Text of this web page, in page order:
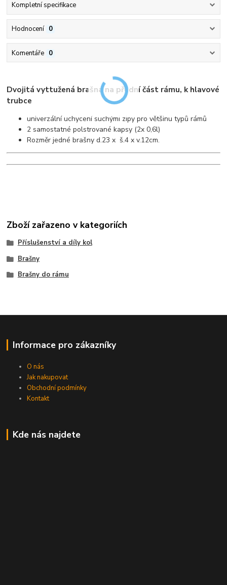
Kompletní specifikace
Hodnocení 0
Komentáře 0
Dvojitá vyttužená brašna na přední část rámu, k hlavové
trubce
univerzální uchycení suchými zipy pro většinu typů rámů
2 samostatné polstrované kapsy (2x 0,6l)
Rozměr jedné brašny d.23 x š.4 x v.12cm.
Zboží zařazeno v kategoriích
Příslušenství a díly kol
Brašny
Brašny do rámu
Informace pro zákazníky
O nás
Jak nakupovat
Obchodní podmínky
Kontakt
Kde nás najdete